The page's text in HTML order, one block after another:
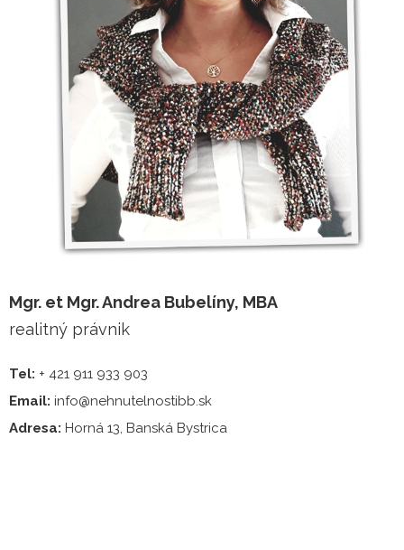
Mgr. et Mgr. Andrea Bubelíny, MBA
realitný právnik
Tel: + 421 911 933 903
Email: info@nehnutelnostibb.sk
Adresa: Horná 13, Banská Bystrica